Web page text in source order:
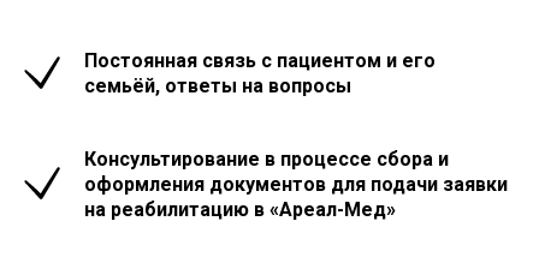
Постоянная связь с пациентом и его
семьёй, ответы на вопросы
Консультирование в процессе сбора и
оформления документов для подачи заявки
на реабилитацию в «Ареал-Мед»